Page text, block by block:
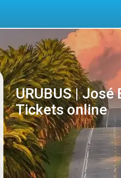
URUBUS | José
Tickets online